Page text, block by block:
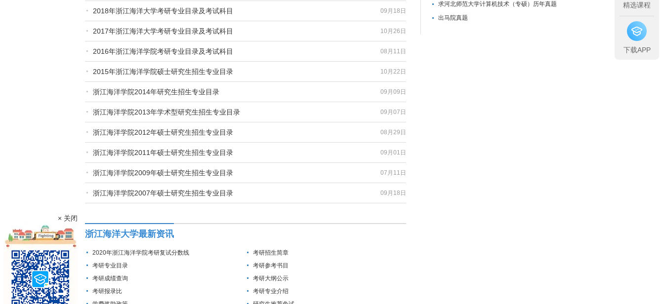
09月18日
2018年浙江海洋大学考研专业目录及考试科目
10月26日
2017年浙江海洋大学考研专业目录及考试科目
08月11日
2016年浙江海洋学院考研专业目录及考试科目
10月22日
2015年浙江海洋学院硕士研究生招生专业目录
09月09日
浙江海洋学院2014年研究生招生专业目录
09月07日
浙江海洋学院2013年学术型研究生招生专业目录
08月29日
浙江海洋学院2012年硕士研究生招生专业目录
09月01日
浙江海洋学院2011年硕士研究生招生专业目录
07月11日
浙江海洋学院2009年硕士研究生招生专业目录
09月18日
浙江海洋学院2007年硕士研究生招生专业目录
浙江海洋大学最新资讯
2020年浙江海洋学院考研复试分数线
考研招生简章
考研专业目录
考研参考书目
考研成绩查询
考研大纲公示
考研报录比
考研专业介绍
资料...
求河北师范大学计算机技术（专硕）历年真题
出马院真题
× 关闭
精选课程
下载APP